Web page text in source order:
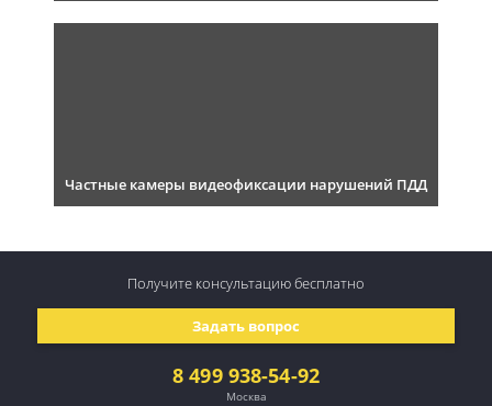
Частные камеры видеофиксации нарушений ПДД
8 499 938-54-92
Москва
Задать вопрос
Получите консультациюбесплатно